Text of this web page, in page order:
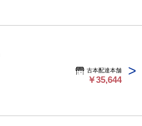
古本配達本舗
￥35,644